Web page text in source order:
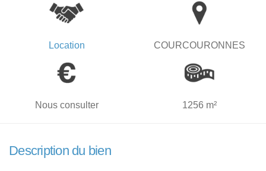
Location COURCOURONNES
Nous consulter 1256 m²
Description du bien